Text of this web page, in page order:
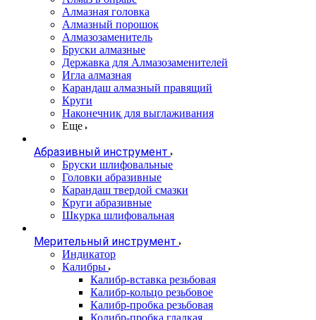
Алмазная головка
Алмазный порошок
Алмазозаменитель
Бруски алмазные
Державка для Алмазозаменителей
Игла алмазная
Карандаш алмазный правящий
Круги
Наконечник для выглаживания
Еще
Абразивный инструмент
Бруски шлифовальные
Головки абразивные
Карандаш твердой смазки
Круги абразивные
Шкурка шлифовальная
Мерительный инструмент
Индикатор
Калибры
Калибр-вставка резьбовая
Калибр-кольцо резьбовое
Калибр-пробка резьбовая
Колибр-пробка гладкая